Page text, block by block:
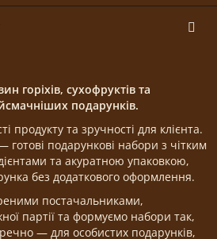
горіхів, сухофруктів та
подарунків.
продукту та зручності для клієнта.
подарункові набори з чітким
та акуратною упаковкою,
без додаткового оформлення.
постачальниками,
партії та формуємо набори так,
— для особистих подарунків,